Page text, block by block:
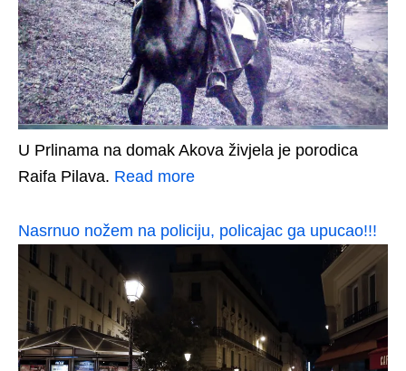
U Prlinama na domak Akova živjela je porodica
Raifa Pilava. Read more
Nasrnuo nožem na policiju, policajac ga upucao!!!